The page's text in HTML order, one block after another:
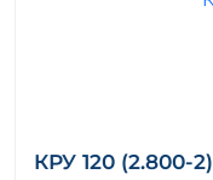
КРУ 120 (2.800-2)